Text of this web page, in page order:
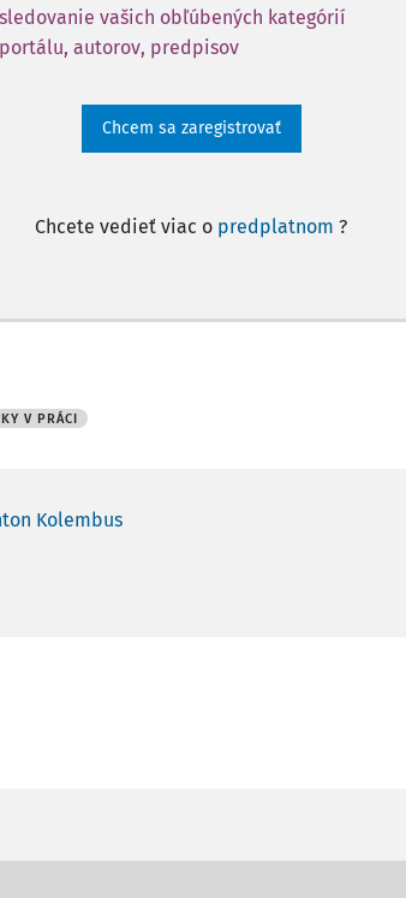
sledovanie vašich obľúbených kategórií
portálu, autorov, predpisov
Chcem sa zaregistrovať
Chcete vedieť viac o predplatnom ?
V PRÁCI
Kolembus